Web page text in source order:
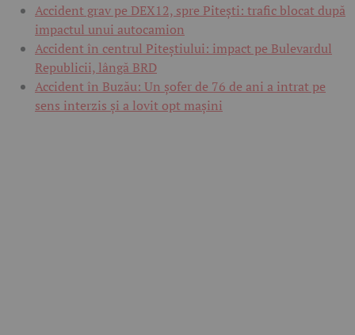
Accident grav pe DEX12, spre Pitești: trafic blocat după
impactul unui autocamion
Accident în centrul Piteștiului: impact pe Bulevardul
Republicii, lângă BRD
Accident în Buzău: Un șofer de 76 de ani a intrat pe
sens interzis și a lovit opt mașini